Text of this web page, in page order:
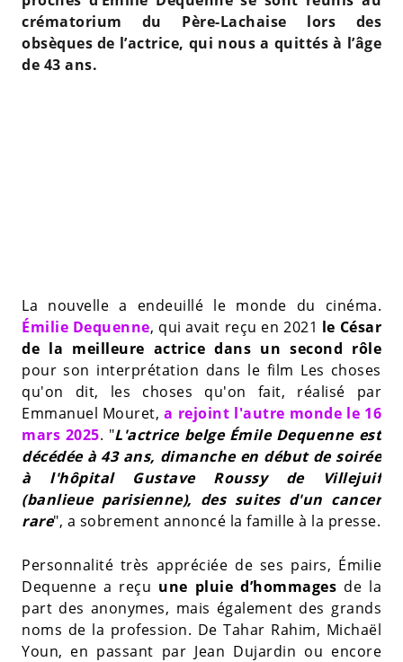
crématorium du Père-Lachaise lors des
obsèques de l’actrice, qui nous a quittés à l’âge
de 43 ans.
La nouvelle a endeuillé le monde du cinéma.
Émilie Dequenne, qui avait reçu en 2021 le César
de la meilleure actrice dans un second rôle
pour son interprétation dans le film Les choses
qu'on dit, les choses qu'on fait, réalisé par
Emmanuel Mouret,a rejoint l'autre monde le 16
mars 2025. "L'actrice belge Émile Dequenne est
décédée à 43 ans, dimanche en début de soirée
à l'hôpital Gustave Roussy de Villejuif
(banlieue parisienne), des suites d'un cancer
rare", a sobrement annoncé la famille à la presse.
Personnalité très appréciée de ses pairs, Émilie
Dequenne a reçu une pluie d’hommages de la
part des anonymes, mais également des grands
noms de la profession. De Tahar Rahim, Michaël
Youn, en passant par Jean Dujardin ou encore